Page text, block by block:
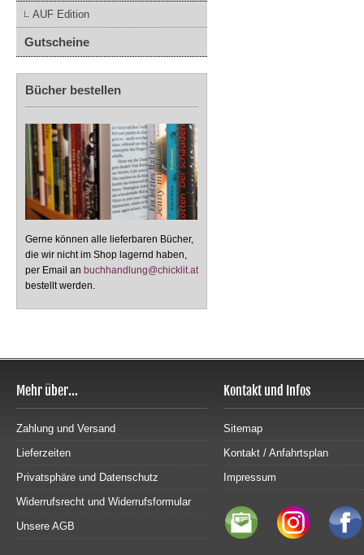
AUF Edition
Gutscheine
Bücher bestellen
Gerne können alle lieferbaren Bücher,
die wir nicht im Shop lagernd haben,
per Email an buchhandlung@chicklit.at
bestellt werden.
Mehr über...
Zahlung und Versand
Lieferzeiten
Privatsphäre und Datenschutz
Widerrufsrecht und Widerrufsformular
Unsere AGB
Kontakt und Infos
Sitemap
Kontakt / Anfahrtsplan
Impressum